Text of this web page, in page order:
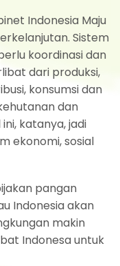
Indonesia Maju
Sistem
koordinasi dan
dari produksi,
konsumsi dan
dan
katanya, jadi
ekonomi, sosial
pangan
Indonesia akan
makin
Indonesa untuk